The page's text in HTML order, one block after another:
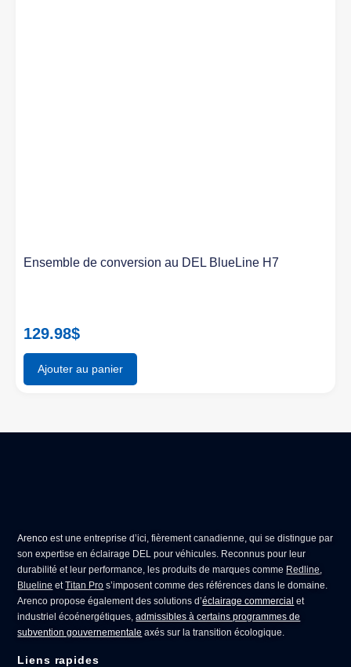
Ensemble de conversion au DEL BlueLine H7
129.98$
Ajouter au panier
Arenco est une entreprise d’ici, fièrement canadienne, qui se distingue par
son expertise enéclairage DEL pour véhicules . Reconnus pour leur
durabilité et leur performance, les produits de marques comme Redline
Blueline etTitan Pro s’imposent comme des références dans le domaine.
Arenco propose également des solutions d’éclairage commercial et
industriel écoénergétiques,admissibles à certains programmes de
subvention gouvernementale axés sur la transition écologique.
Liens rapides